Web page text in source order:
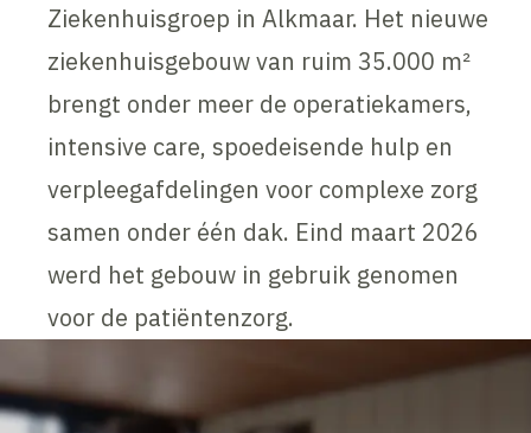
Ziekenhuisgroep in Alkmaar. Het nieuwe
ziekenhuisgebouw van ruim 35.000 m²
brengt onder meer de operatiekamers,
intensive care, spoedeisende hulp en
verpleegafdelingen voor complexe zorg
samen onder één dak. Eind maart 2026
werd het gebouw in gebruik genomen
voor de patiëntenzorg.